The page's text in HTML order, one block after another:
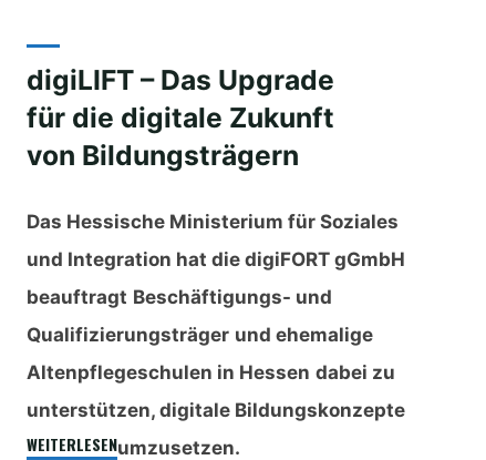
mit
und
Beruf“
digiLIFT – Das Upgrade
für die digitale Zukunft
von Bildungsträgern
Das Hessische Ministerium für Soziales
und Integration hat die digiFORT gGmbH
beauftragt Beschäftigungs- und
Qualifizierungsträger und ehemalige
Altenpflegeschulen in Hessen dabei zu
unterstützen, digitale Bildungskonzepte
umzusetzen.
WEITERLESEN„digiLIFT